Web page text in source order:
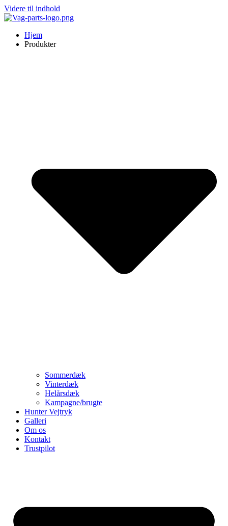
Videre til indhold
Hjem
Produkter
Sommerdæk
Vinterdæk
Helårsdæk
Kampagne/brugte
Hunter Vejtryk
Galleri
Om os
Kontakt
Trustpilot